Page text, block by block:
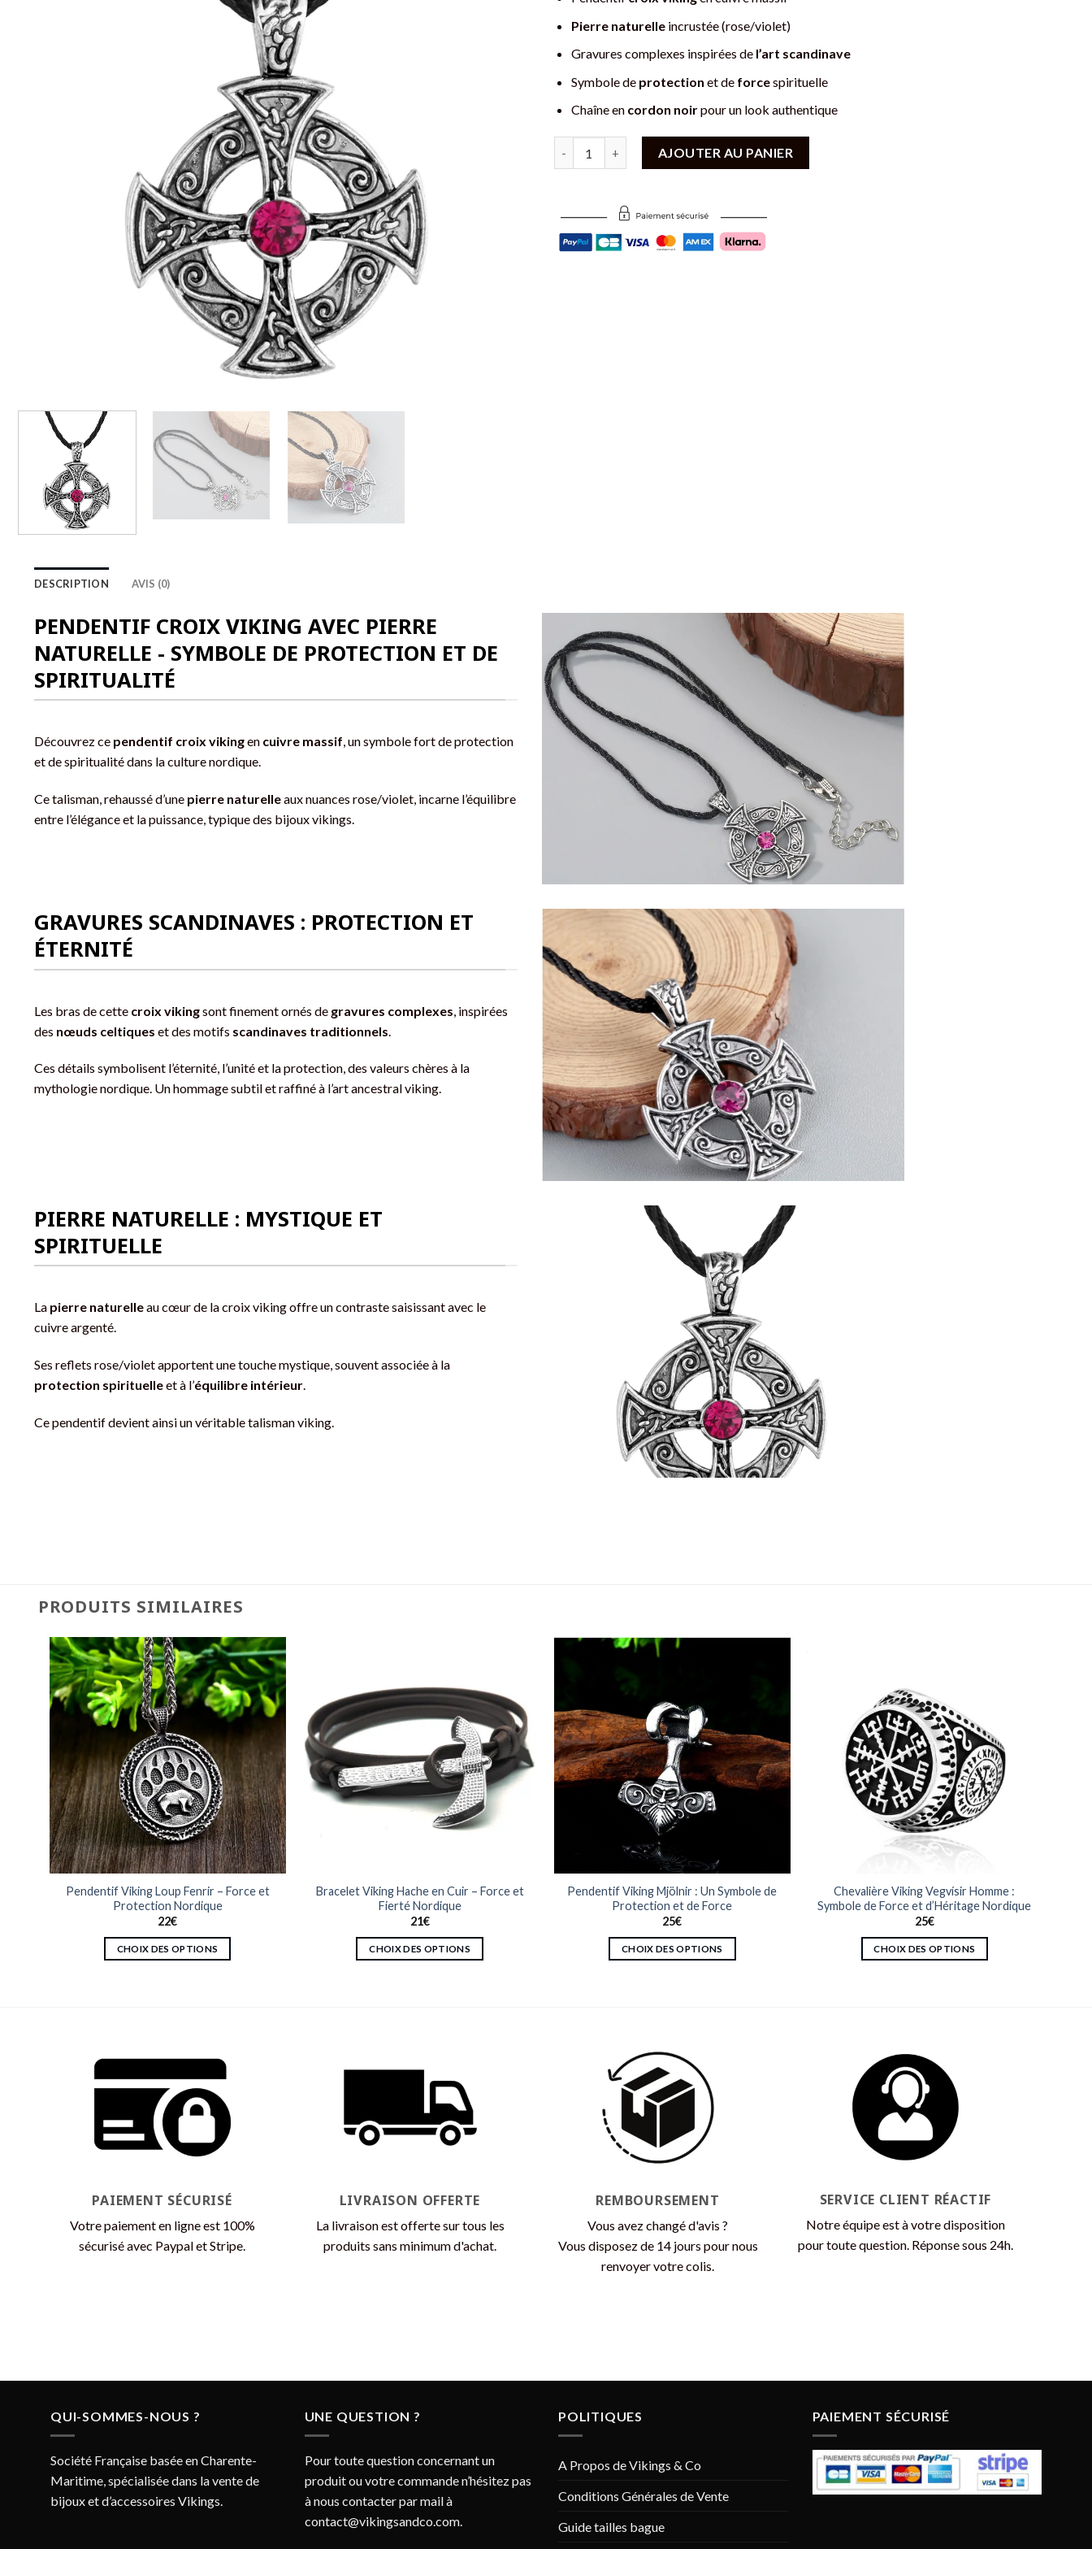
Pierre naturelleincrustée (rose/violet)
Gravures complexes inspirées de l’art scandinave
Symbole de protection et de forcespirituelle
Chaîne en cordon noirpour un look authentique
AJOUTER AU PANIER
DESCRIPTION AVIS (0)
PENDENTIF CROIX VIKING AVEC PIERRE
NATURELLE - SYMBOLE DE PROTECTION ET DE
SPIRITUALITÉ
Découvrez ce pendentif croix vikingen cuivre massif, un symbole fort de protection
et de spiritualité dans la culture nordique.
Ce talisman, rehaussé d’une pierre naturelleaux nuances rose/violet, incarne l’équilibre
entre l’élégance et la puissance, typique des bijoux vikings.
GRAVURES SCANDINAVES : PROTECTION ET
ÉTERNITÉ
Les bras de cette croix vikingsont finement ornés de gravures complexes , inspirées
des nœuds celtiques et des motifs scandinaves traditionnels
Ces détails symbolisent l’éternité, l’unité et la protection, des valeurs chères à la
mythologie nordique. Un hommage subtil et raffiné à l’art ancestral viking.
PIERRE NATURELLE : MYSTIQUE ET
SPIRITUELLE
La pierre naturelleau cœur de la croix viking offre un contraste saisissant avec le
cuivre argenté.
Ses reflets rose/violet apportent une touche mystique, souvent associée à la
protection spirituelleet à l’équilibre intérieur.
Ce pendentif devient ainsi un véritable talisman viking.
PRODUITS SIMILAIRES
Pendentif Viking Loup Fenrir – Force et
Protection Nordique
22€
CHOIX DES OPTIONS
Les
options
peuvent
être
choisies
sur
page
produit
Bracelet Viking Hache en Cuir – Force et
Fierté Nordique
21€
CHOIX DES OPTIONS
options
peuvent
choisies
page
produit
Pendentif Viking Mjölnir : Un Symbole de
Protection et de Force
25€
CHOIX DES OPTIONS
Les
options
peuvent
choisies
sur
page
produit
Chevalière Viking Vegvísir Homme :
Symbole de Force et d’Héritage Nordique
25€
CHOIX DES OPTIONS
Les
options
peuvent
être
choisies
sur
page
produit
PAIEMENT SÉCURISÉ
Votre paiement en ligne est 100%
sécurisé avec Paypal et Stripe.
LIVRAISON OFFERTE
La livraison est offerte sur tous les
produits sans minimum d'achat.
REMBOURSEMENT
Vous avez changé d'avis ?
Vous disposez de 14 jours pour nous
renvoyer votre colis.
SERVICE CLIENT RÉACTIF
Notre équipe est à votre disposition
pour toute question. Réponse sous 24h.
QUI-SOMMES-NOUS ?
Société Française basée en Charente-
Maritime, spécialisée dans la vente de
bijoux et d’accessoires Vikings.
UNE QUESTION ?
Pour toute question concernant un
produit ou votre commande n’hésitez pas
à nous contacter par mail à
contact@vikingsandco.com.
POLITIQUES
A Propos de Vikings & Co
Conditions Générales de Vente
Guide tailles bague
PAIEMENT SÉCURISÉ